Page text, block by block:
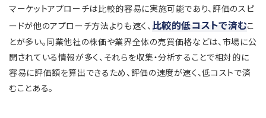
マーケットアプローチは比較的容易に実施可能であり、評価のスピ
ードが他のアプローチ方法よりも速く、 比較的低コストで済むこ
とが多い。同業他社の株価や業界全体の売買価格などは、市場に公
開されている情報が多く、それらを収集・分析することで相対的に
容易に評価額を算出できるため、評価の速度が速く、低コストで済
むことある。